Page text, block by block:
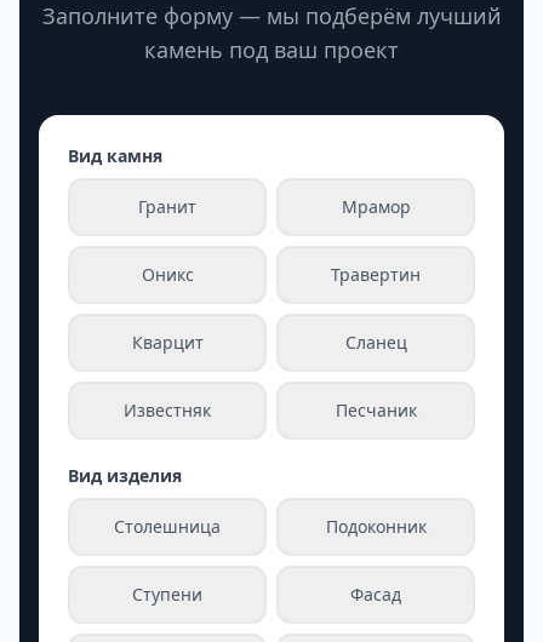
Заполните форму — мы подберём лучший
камень под ваш проект
Вид камня
Гранит Мрамор
Оникс Травертин
Кварцит Сланец
Известняк Песчаник
Вид изделия
Столешница Подоконник
Ступени Фасад